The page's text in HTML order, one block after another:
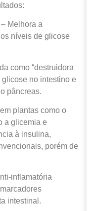
– Melhora a
níveis de glicose
como “destruidora
glicose no intestino e
pâncreas.
plantas como o
a glicemia e
à insulina,
porém de
inflamatória
intestinal.